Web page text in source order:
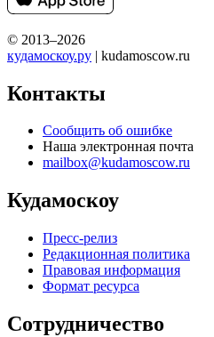
© 2013–2026
кудамоскоу.ру | kudamoscow.ru
Контакты
Сообщить об ошибке
Наша электронная почта
mailbox@kudamoscow.ru
Кудамоскоу
Пресс-релиз
Редакционная политика
Правовая информация
Формат ресурса
Сотрудничество